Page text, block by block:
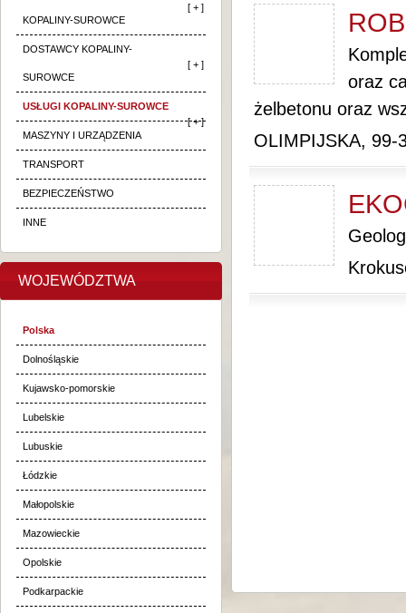
KOPALINY-SUROWCE
[ + ]
DOSTAWCY KOPALINY-
SUROWCE
[ + ]
USŁUGI KOPALINY-SUROWCE
[ + ]
MASZYNY I URZĄDZENIA
TRANSPORT
BEZPIECZEŃSTWO
INNE
WOJEWÓDZTWA
Polska
Dolnośląskie
Kujawsko-pomorskie
Lubelskie
Lubuskie
Łódzkie
Małopolskie
Mazowieckie
Opolskie
Podkarpackie
oraz
żelbetonu oraz
OLIMPIJSKA, 99-